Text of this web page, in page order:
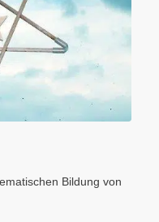
Bildung von